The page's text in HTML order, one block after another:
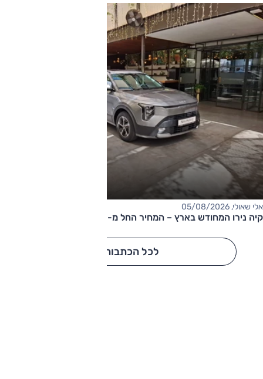
אלי שאולי, 05/08/2026
קיה נירו המחודש בארץ – המחיר החל מ-177,000 שקלים
לכל הכתבות